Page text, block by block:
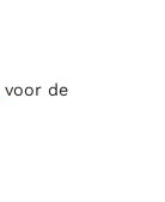
voor de